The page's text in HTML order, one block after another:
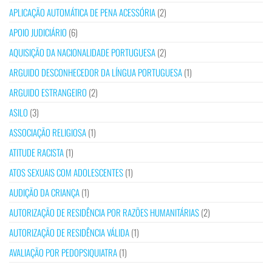
APLICAÇÃO AUTOMÁTICA DE PENA ACESSÓRIA(2)
APOIO JUDICIÁRIO (6)
AQUISIÇÃO DA NACIONALIDADE PORTUGUESA(2)
ARGUIDO DESCONHECEDOR DA LÍNGUA PORTUGUESA(1)
ARGUIDO ESTRANGEIRO (2)
ASILO (3)
ASSOCIAÇÃO RELIGIOSA(1)
ATITUDE RACISTA(1)
ATOS SEXUAIS COM ADOLESCENTES(1)
AUDIÇÃO DA CRIANÇA(1)
AUTORIZAÇÃO DE RESIDÊNCIA POR RAZÕES HUMANITÁRIAS(2)
AUTORIZAÇÃO DE RESIDÊNCIA VÁLIDA(1)
AVALIAÇÃO POR PEDOPSIQUIATRA(1)